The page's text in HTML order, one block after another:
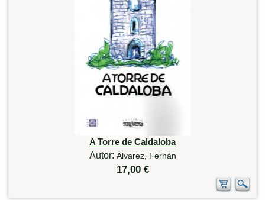
A Torre de Caldaloba
Autor: Álvarez, Fernán
17,00 €